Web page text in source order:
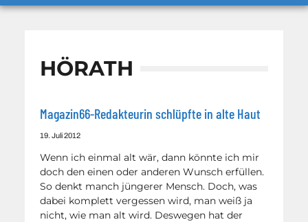
HÖRATH
Magazin66-Redakteurin schlüpfte in alte Haut
19. Juli 2012
Wenn ich einmal alt wär, dann könnte ich mir
doch den einen oder anderen Wunsch erfüllen.
So denkt manch jüngerer Mensch. Doch, was
dabei komplett vergessen wird, man weiß ja
nicht, wie man alt wird. Deswegen hat der